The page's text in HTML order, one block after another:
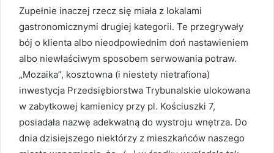
Zupełnie inaczej rzecz się miała z lokalami
gastronomicznymi drugiej kategorii. Te przegrywały
bój o klienta albo nieodpowiednim doń nastawieniem
albo niewłaściwym sposobem serwowania potraw.
„Mozaika”, kosztowna (i niestety nietrafiona)
inwestycja Przedsiębiorstwa Trybunalskie ulokowana
w zabytkowej kamienicy przy pl. Kościuszki 7,
posiadała nazwę adekwatną do wystroju wnętrza. Do
dnia dzisiejszego niektórzy z mieszkańców naszego